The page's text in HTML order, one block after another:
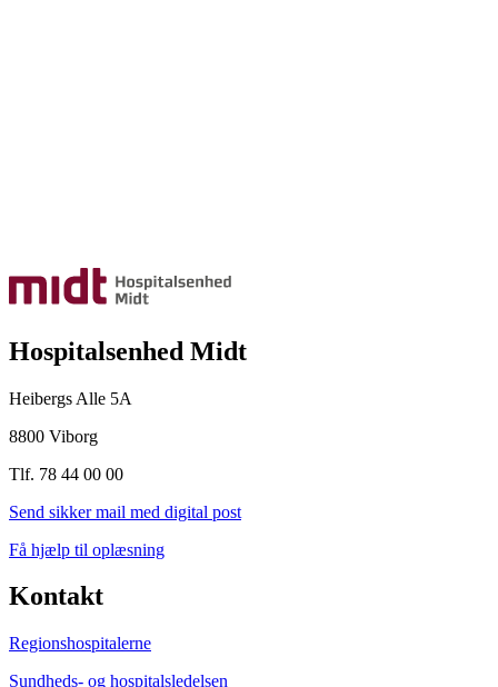
Hospitalsenhed Midt
Heibergs Alle 5A
8800 Viborg
Tlf. 78 44 00 00
Send sikker mail med digital post
Få hjælp til oplæsning
Kontakt
Regionshospitalerne
Sundheds- og hospitalsledelsen